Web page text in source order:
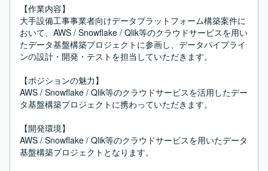
【作業内容】
大手設備工事事業者向けデータプラットフォーム構築案件に
おいて、AWS / Snowflake / Qlik等のクラウドサービスを用い
たデータ基盤構築プロジェクトに参画し、データパイプライ
ンの設計・開発・テストを担当していただきます。
【ポジションの魅力】
AWS / Snowflake / Qlik等のクラウドサービスを活用したデー
タ基盤構築プロジェクトに携わっていただきます。
【開発環境】
AWS / Snowflake / Qlik等のクラウドサービスを用いたデータ
基盤構築プロジェクトとなります。